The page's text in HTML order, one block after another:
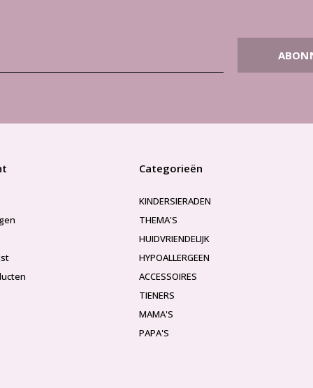
Categorieën
KINDERSIERADEN
THEMA'S
HUIDVRIENDELIJK
HYPOALLERGEEN
ACCESSOIRES
TIENERS
MAMA'S
PAPA'S